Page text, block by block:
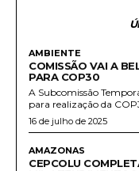
AMBIENTE
COMISSÃO VAI A
PARA COP30
A Subcomissão
para realização da
16 de julho de 2025
AMAZONAS
CEPCOLU